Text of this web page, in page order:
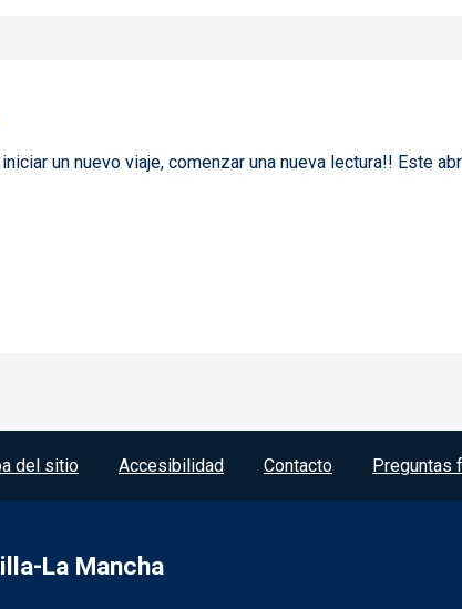
un nuevo viaje, comenzar una nueva lectura!! Este
del sitio Accesibilidad Contacto Preguntas
La Mancha